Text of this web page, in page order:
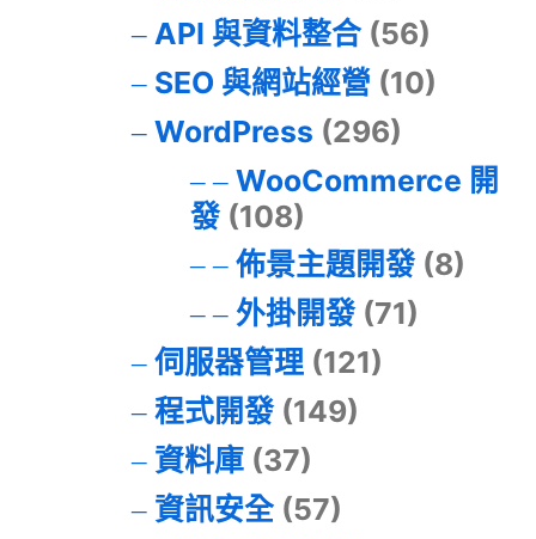
API 與資料整合(56)
SEO 與網站經營 (10)
WordPress (296)
WooCommerce 開
發(108)
佈景主題開發(8)
外掛開發(71)
伺服器管理(121)
程式開發(149)
資料庫(37)
資訊安全(57)